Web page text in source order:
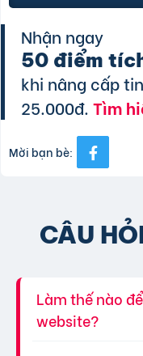
Nhận ngay
50 điểm
khi nâng cấp
25.000đ.Tìm
Mời bạn bè:
CÂU
Làm thế nào
website?